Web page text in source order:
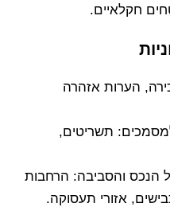
חקלאיים.
הערות אזהרה
תשריטים,
הנכס והסביבה: הרחבות
אזורי תעסוקה.